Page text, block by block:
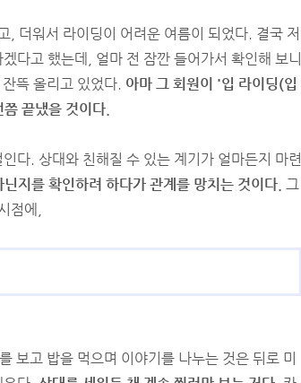
, 더워서 라이딩이 어려운 여름이 되었다. 결국 저
다고 했는데, 얼마 전 잠깐 들어가서 확인해 보니
뜩 올리고 있었다. 아마 그 회원이 '입 라이딩(입
끝냈을 것이다.
다. 상대와 친해질 수 있는 계기가 얼마든지 마련
지를 확인하려 하다가 관계를 망치는 것이다. 그
점에,
보고 밥을 먹으며 이야기를 나누는 것은 뒤로 미